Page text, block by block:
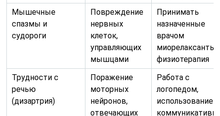
Мышечные
спазмы и
судороги
Повреждение
нервных
клеток,
управляющих
мышцами
Принимать
назначенные
врачом
миорелаксанты,
физиотерапия
Трудности с
речью
(дизартрия)
Поражение
моторных
нейронов,
отвечающих
Работа с
логопедом,
использование